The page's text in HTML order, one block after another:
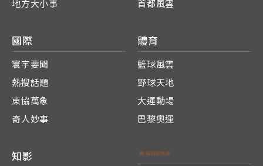
地方大小事
首都風雲
國際
寰宇要聞
熱搜話題
東協萬象
奇人妙事
體育
籃球風雲
野球天地
大運動場
巴黎奧運
知影